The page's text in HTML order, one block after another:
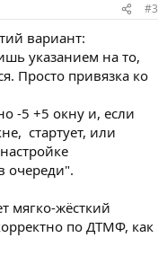
#3
вариант:
указанием на то,
Просто привязка ко
-5 +5 окну и, если
стартует, или
очереди".
мягко-жёсткий
по ДТМФ, как